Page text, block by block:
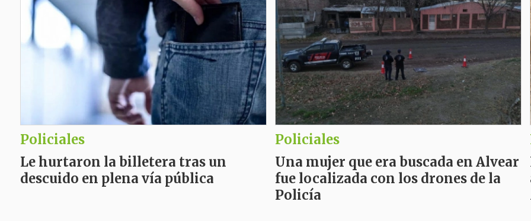
Policiales
Una mujer que era buscada en Alvear
fue localizada con los drones de la
Policía
Policiales
Le hurtaron la billetera tras un
descuido en plena vía pública